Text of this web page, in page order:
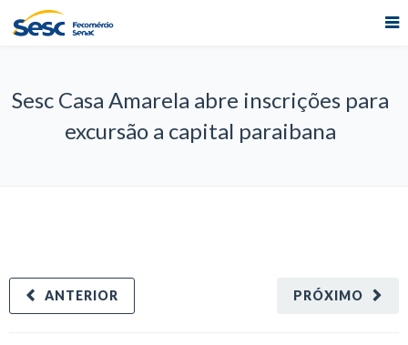
Sesc Casa Amarela abre inscrições para
excursão a capital paraibana
PRÓXIMO
ANTERIOR